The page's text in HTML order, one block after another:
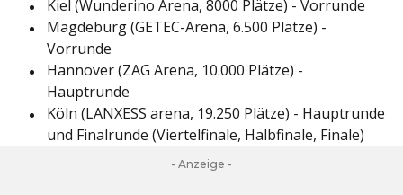
Kiel (Wunderino Arena, 8000 Plätze) - Vorrunde
Magdeburg (GETEC-Arena, 6.500 Plätze) -
Vorrunde
Hannover (ZAG Arena, 10.000 Plätze) -
Hauptrunde
Köln (LANXESS arena, 19.250 Plätze) - Hauptrunde
und Finalrunde (Viertelfinale, Halbfinale, Finale)
- Anzeige -